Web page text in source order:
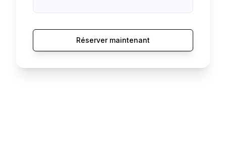
Réserver maintenant